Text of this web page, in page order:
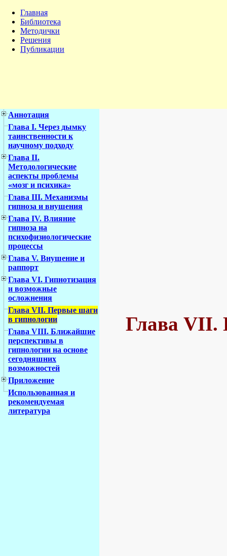
Главная
Библиотека
Методички
Решения
Публикации
Аннотация
Глава I. Через дымку
таинственности к
научному подходу
Глава II.
Методологические
аспекты проблемы
«мозг и психика»
Глава III. Механизмы
гипноза и внушения
Глава IV. Влияние
гипноза на
психофизиологические
процессы
Глава V. Внушение и
раппорт
Глава VI. Гипнотизация
и возможные
осложнения
Глава VII. Первые шаги
в гипнологии
Глава VIII. Ближайшие
перспективы в
гипнологии на основе
сегодняшних
возможностей
Приложение
Использованная и
рекомендуемая
литература
Глава VII.